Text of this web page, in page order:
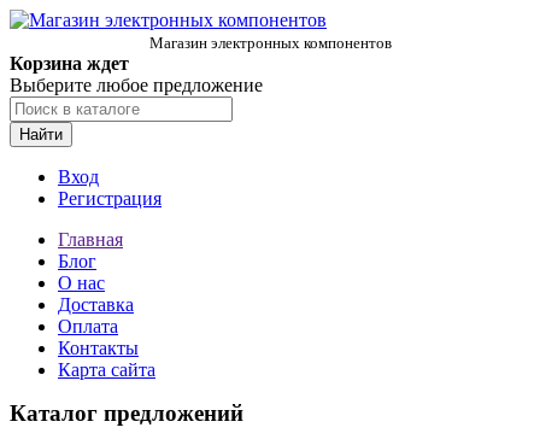
Магазин электронных компонентов
Корзина ждет
Выберите любое предложение
Найти
Вход
Регистрация
Главная
Блог
О нас
Доставка
Оплата
Контакты
Карта сайта
Каталог предложений